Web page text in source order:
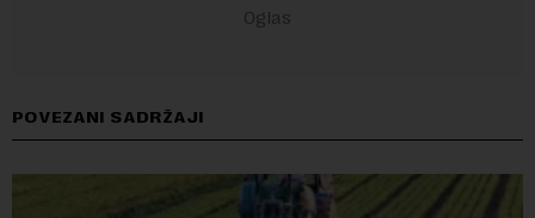
POVEZANI SADRŽAJI